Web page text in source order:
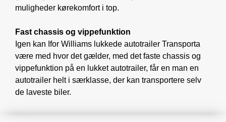
muligheder kørekomfort i top.
Fast chassis og vippefunktion
Igen kan Ifor Williams lukkede autotrailer Transporta
være med hvor det gælder, med det faste chassis og
vippefunktion på en lukket autotrailer, får en man en
autotrailer helt i særklasse, der kan transportere selv
de laveste biler.